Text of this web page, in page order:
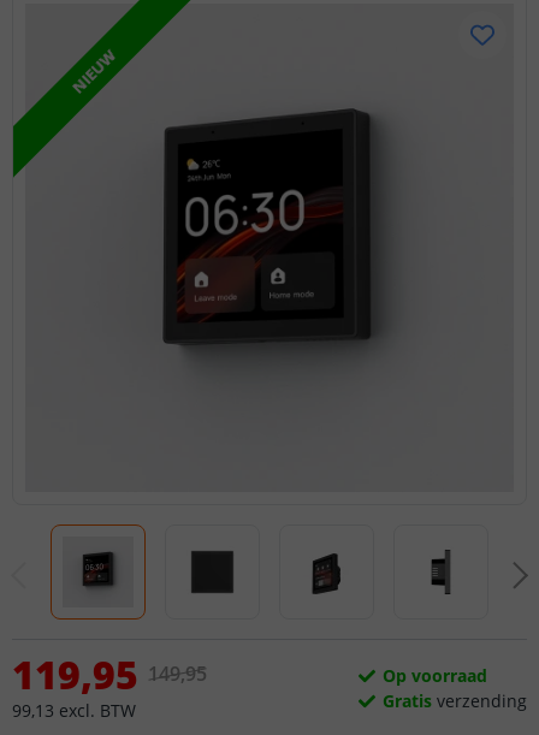
NIEUW
119,95
99,13 excl. BTW
149,95
Op voorraad
Gratis verzending